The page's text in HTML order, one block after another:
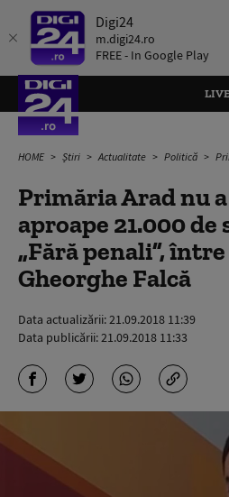
Digi24
m.digi24.ro
FREE - In Google Play
HOME Știri Actualitate Politică
Primăria Arad nu
aproape 21.000
„Fără penali”,
Gheorghe Falcă
Data actualizării:21.09.2018 11:39
Data publicării:21.09.2018 11:33